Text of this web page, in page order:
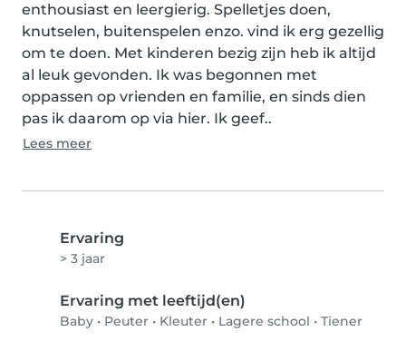
enthousiast en leergierig. Spelletjes doen,
knutselen, buitenspelen enzo. vind ik erg gezellig
om te doen. Met kinderen bezig zijn heb ik altijd
al leuk gevonden. Ik was begonnen met
oppassen op vrienden en familie, en sinds dien
pas ik daarom op via hier. Ik geef..
Lees meer
Ervaring
> 3 jaar
Ervaring met leeftijd(en)
Baby • Peuter • Kleuter • Lagere school • Tiener